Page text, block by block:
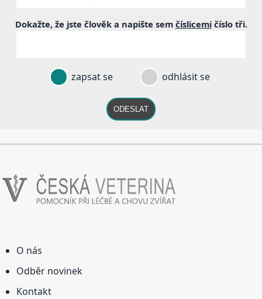
Dokažte, že jste člověk a napište sem číslicemičíslo tři.
zapsat se odhlásit se
ODESLAT
O nás
Odběr novinek
Kontakt